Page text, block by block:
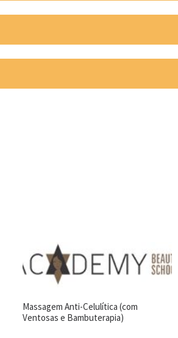
Massagem Anti-Celulítica (com
Ventosas e Bambuterapia)